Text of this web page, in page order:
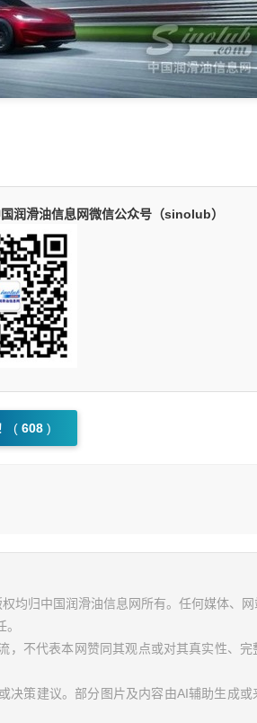
润滑油信息网微信公众号（sinolub）
( 608 )
均归中国润滑油信息网所有。任何媒体、
不代表本网赞同其观点或对其真实性、
策建议。部分图片及内容由AI辅助生成